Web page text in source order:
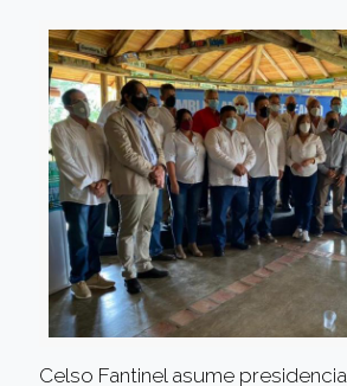
Celso Fantinel asume